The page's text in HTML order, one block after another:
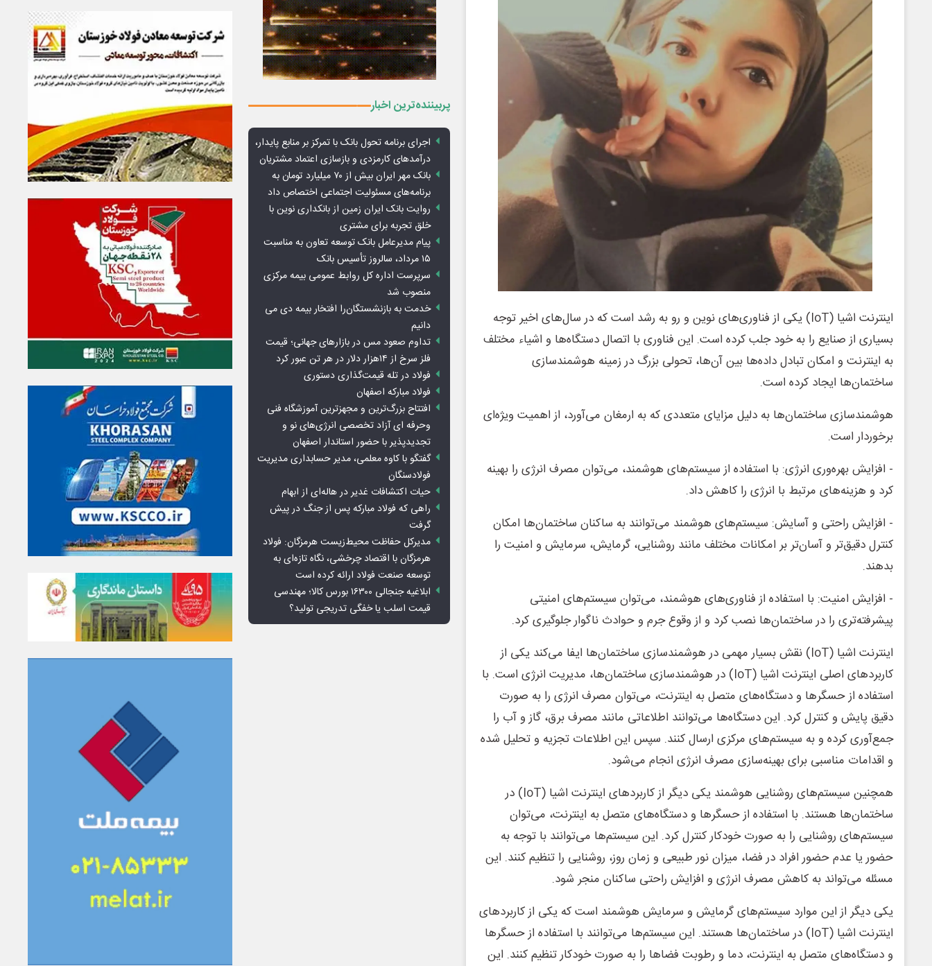
اینترنت اشیا (IoT) یکی از فناوری‌های نوین و رو به رشد است که در سال‌های اخیر توجه
بسیاری از صنایع را به خود جلب کرده است. این فناوری با اتصال دستگاه‌ها و اشیاء مختلف
به اینترنت و امکان تبادل داده‌ها بین آن‌ها، تحولی بزرگ در زمینه هوشمندسازی
ساختمان‌ها ایجاد کرده است.
هوشمندسازی ساختمان‌ها به دلیل مزایای متعددی که به ارمغان می‌آورد، از اهمیت ویژه‌ای
برخوردار است.
- افزایش بهره‌وری انرژی: با استفاده از سیستم‌های هوشمند، می‌توان مصرف انرژی را بهینه
کرد و هزینه‌های مرتبط با انرژی را کاهش داد.
- افزایش راحتی و آسایش: سیستم‌های هوشمند می‌توانند به ساکنان ساختمان‌ها امکان
کنترل دقیق‌تر و آسان‌تر بر امکانات مختلف مانند روشنایی، گرمایش، سرمایش و امنیت را
بدهند.
- افزایش امنیت: با استفاده از فناوری‌های هوشمند، می‌توان سیستم‌های امنیتی
پیشرفته‌تری را در ساختمان‌ها نصب کرد و از وقوع جرم و حوادث ناگوار جلوگیری کرد.
اینترنت اشیا (IoT) نقش بسیار مهمی در هوشمندسازی ساختمان‌ها ایفا می‌کند یکی از
کاربردهای اصلی اینترنت اشیا (IoT) در هوشمندسازی ساختمان‌ها، مدیریت انرژی است. با
استفاده از حسگرها و دستگاه‌های متصل به اینترنت، می‌توان مصرف انرژی را به صورت
دقیق پایش و کنترل کرد. این دستگاه‌ها می‌توانند اطلاعاتی مانند مصرف برق، گاز و آب را
جمع‌آوری کرده و به سیستم‌های مرکزی ارسال کنند. سپس این اطلاعات تجزیه و تحلیل شده
و اقدامات مناسبی برای بهینه‌سازی مصرف انرژی انجام می‌شود.
همچنین سیستم‌های روشنایی هوشمند یکی دیگر از کاربردهای اینترنت اشیا (IoT) در
ساختمان‌ها هستند. با استفاده از حسگرها و دستگاه‌های متصل به اینترنت، می‌توان
سیستم‌های روشنایی را به صورت خودکار کنترل کرد. این سیستم‌ها می‌توانند با توجه به
حضور یا عدم حضور افراد در فضا، میزان نور طبیعی و زمان روز، روشنایی را تنظیم کنند. این
مسئله می‌تواند به کاهش مصرف انرژی و افزایش راحتی ساکنان منجر شود.
یکی دیگر از این موارد سیستم‌های گرمایش و سرمایش هوشمند است که یکی از کاربردهای
اینترنت اشیا (IoT) در ساختمان‌ها هستند. این سیستم‌ها می‌توانند با استفاده از حسگرها
و دستگاه‌های متصل به اینترنت، دما و رطوبت فضاها را به صورت خودکار تنظیم کنند. این
پربیننده‌ترین اخبار
اجرای برنامه تحول بانک با تمرکز بر منابع پایدار،
درآمدهای کارمزدی و بازسازی اعتماد مشتریان
بانک مهر ایران بیش از ۷۰ میلیارد تومان به
برنامه‌های مسئولیت اجتماعی اختصاص داد
روایت بانک ایران زمین از بانکداری نوین با
خلق تجربه برای مشتری
پیام مدیرعامل بانک توسعه تعاون به مناسبت
۱۵ مرداد، سالروز تأسیس بانک
سرپرست اداره کل روابط عمومی بیمه مرکزی
منصوب شد
خدمت به بازنشستگان‌را افتخار بیمه دی می
دانیم
تداوم صعود مس در بازارهای جهانی؛ قیمت
فلز سرخ از ۱۴هزار دلار در هر تن عبور کرد
فولاد در تله قیمت‌گذاری دستوری
فولاد مبارکه اصفهان
افتتاح بزرگ‌ترین و مجهزترین آموزشگاه فنی
وحرفه ای آزاد تخصصی انرژی‌های نو و
تجدیدپذیر با حضور استاندار اصفهان
گفتگو با کاوه معلمی، مدیر حسابداری مدیریت
فولادسنگان
حیات اکتشافات غدیر در هاله‌ای از ابهام
راهی که فولاد مبارکه پس از جنگ در پیش
گرفت
مدیرکل حفاظت محیط‌زیست هرمزگان: فولاد
هرمزگان با اقتصاد چرخشی، نگاه تازه‌ای به
توسعه صنعت فولاد ارائه کرده است
ابلاغیه جنجالی ۱۶۳۰۰ بورس کالا؛ مهندسی
قیمت اسلب یا خفگی تدریجی تولید؟